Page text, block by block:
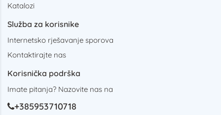
Katalozi
Služba za korisnike
Internetsko rješavanje sporova
Kontaktirajte nas
Korisnička podrška
Imate pitanja? Nazovite nas na
+385953710718